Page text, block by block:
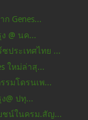
Genes...
@ นค...
ประเทศไทย ...
ใหม่ล่าสุ...
รมโดรนเพ...
@ ปทุ...
ชน์ในครม.สัญ...